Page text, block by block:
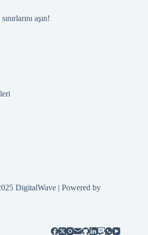
aşın!
DigitalWave | Powered by